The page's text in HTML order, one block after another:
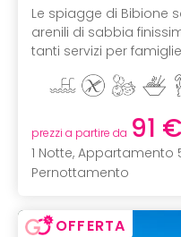
Le spiagge di Bibione
arenili di sabbia
tanti servizi per
prezzi a partire da 91 €
1 Notte, Appartamento
Pernottamento
OFFERTA